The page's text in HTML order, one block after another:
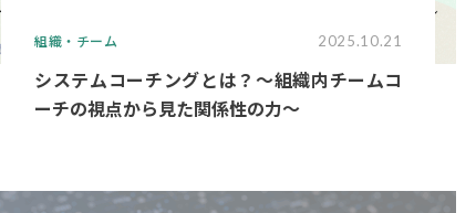
組織・チーム 2025.10.21
システムコーチングとは？～組織内チームコ
ーチの視点から見た関係性の力～